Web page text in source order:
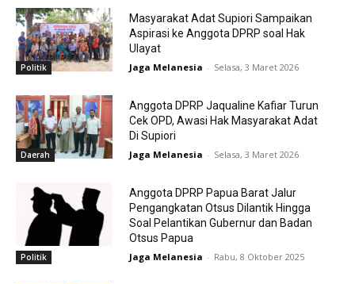
Politik
Masyarakat Adat Supiori Sampaikan
Aspirasi ke Anggota DPRP soal Hak
Ulayat
Jaga Melanesia - Selasa, 3 Maret 2026
Daerah
Anggota DPRP Jaqualine Kafiar Turun
Cek OPD, Awasi Hak Masyarakat Adat
Di Supiori
Jaga Melanesia - Selasa, 3 Maret 2026
Politik
Anggota DPRP Papua Barat Jalur
Pengangkatan Otsus Dilantik Hingga
Soal Pelantikan Gubernur dan Badan
Otsus Papua
Jaga Melanesia - Rabu, 8 Oktober 2025